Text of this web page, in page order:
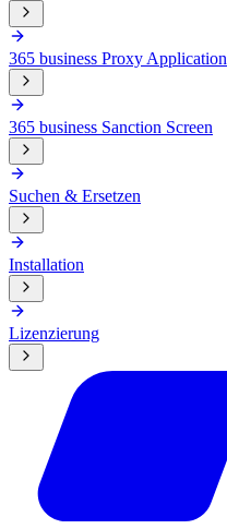
365 business Proxy Application
365 business Sanction Screen
Suchen & Ersetzen
Installation
Lizenzierung